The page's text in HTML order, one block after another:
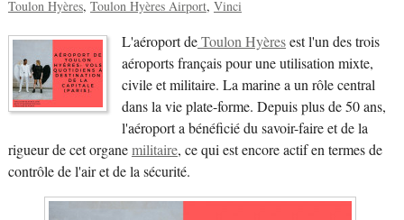
Toulon Hyères Toulon Hyères Airport Vinci
L'aéroport deToulon Hyèresest l'un des trois
aéroports français pour une utilisation mixte,
civile et militaire. La marine a un rôle central
dans la vie plate-forme. Depuis plus de 50 ans,
l'aéroport a bénéficié du savoir-faire et de la
rigueur de cet organemilitaire, ce qui est encore actif en termes de
contrôle de l'air et de la sécurité.